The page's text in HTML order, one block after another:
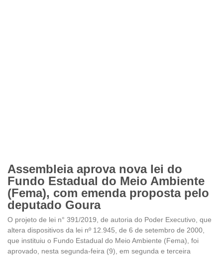
Assembleia aprova nova lei do
Fundo Estadual do Meio Ambiente
(Fema), com emenda proposta pelo
deputado Goura
O projeto de lei n° 391/2019, de autoria do Poder Executivo, que
altera dispositivos da lei nº 12.945, de 6 de setembro de 2000,
que instituiu o Fundo Estadual do Meio Ambiente (Fema), foi
aprovado, nesta segunda-feira (9), em segunda e terceira